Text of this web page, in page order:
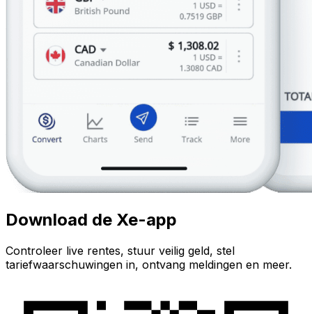
Download de Xe-app
Controleer live rentes, stuur veilig geld, stel
tariefwaarschuwingen in, ontvang meldingen en meer.